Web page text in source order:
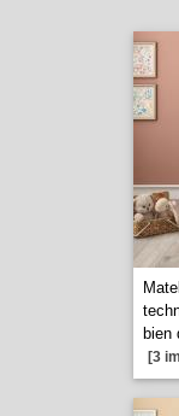
bien
[3